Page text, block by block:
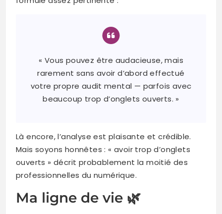
« Vous pouvez être audacieuse, mais
rarement sans avoir d’abord effectué
votre propre audit mental — parfois avec
beaucoup trop d’onglets ouverts. »
Là encore, l’analyse est plaisante et crédible.
Mais soyons honnêtes : « avoir trop d’onglets
ouverts » décrit probablement la moitié des
professionnelles du numérique.
Ma ligne de vie 🌿